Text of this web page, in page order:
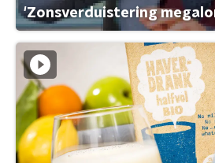
'Zonsverduistering